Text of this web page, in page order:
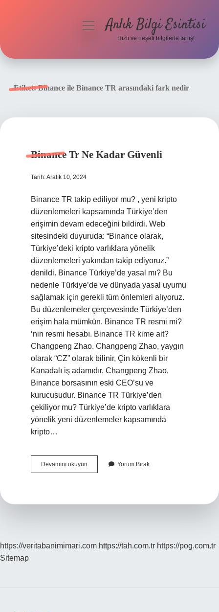
menüyüAnlık Bilgi Esintisi
Hızlı ve neşeli bilgilerle tanış!
Etiket:Binance ile Binance TR arasındaki fark nedir
Binance Tr Ne Kadar Güvenli
Tarih: Aralık 10, 2024
Binance TR takip ediliyor mu? , yeni kripto
düzenlemeleri kapsamında Türkiye’den
erişimin devam edeceğini bildirdi. Web
sitesindeki duyuruda: “Binance olarak,
Türkiye’deki kripto varlıklara yönelik
düzenlemeleri yakından takip ediyoruz.”
denildi. Binance Türkiye’de yasal mı? Bu
nedenle Türkiye’de ve dünyada yasal uyumu
sağlamak için gerekli tüm önlemleri alıyoruz.
Bu düzenlemeler çerçevesinde Türkiye’den
erişim hala mümkün. Binance TR resmi mi?
‘nin resmi hesabı. Binance TR kime ait?
Changpeng Zhao. Changpeng Zhao, yaygın
olarak “CZ” olarak bilinir, Çin kökenli bir
Kanadalı iş adamıdır. Changpeng Zhao,
Binance borsasının eski CEO’su ve
kurucusudur. Binance TR Türkiye’den
çekiliyor mu? Türkiye’de kripto varlıklara
yönelik yeni düzenlemeler kapsamında
kripto…
Devamını okuyun Binance
Tr
Yorum Bırak
https://veritabanimimari.com https://tah.com.tr https://pog.com.tr
Sitemap